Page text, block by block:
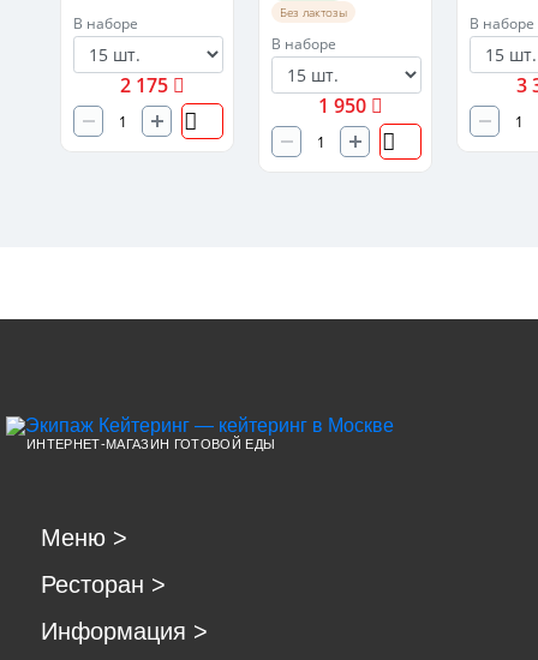
В наборе
2 175
Без лактозы
В наборе
1 950
В наборе
3
ИНТЕРНЕТ-МАГАЗИН ГОТОВОЙ ЕДЫ
Меню >
Ресторан >
Информация >